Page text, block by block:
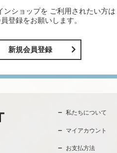
ンショップを ご利用されたい方は
登録をお願いします。
新規会員登録
私たちについて
マイアカウント
お支払方法